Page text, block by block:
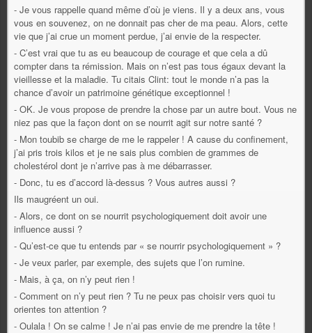
- Je vous rappelle quand même d’où je viens. Il y a deux ans, vous
vous en souvenez, on ne donnait pas cher de ma peau. Alors, cette
vie que j’ai crue un moment perdue, j’ai envie de la respecter.
- C’est vrai que tu as eu beaucoup de courage et que cela a dû
compter dans ta rémission. Mais on n’est pas tous égaux devant la
vieillesse et la maladie. Tu citais Clint: tout le monde n’a pas la
chance d’avoir un patrimoine génétique exceptionnel !
- OK. Je vous propose de prendre la chose par un autre bout. Vous ne
niez pas que la façon dont on se nourrit agit sur notre santé ?
- Mon toubib se charge de me le rappeler ! A cause du confinement,
j’ai pris trois kilos et je ne sais plus combien de grammes de
cholestérol dont je n’arrive pas à me débarrasser.
- Donc, tu es d’accord là-dessus ? Vous autres aussi ?
Ils maugréent un oui.
- Alors, ce dont on se nourrit psychologiquement doit avoir une
influence aussi ?
- Qu’est-ce que tu entends par « se nourrir psychologiquement » ?
- Je veux parler, par exemple, des sujets que l’on rumine.
- Mais, à ça, on n’y peut rien !
- Comment on n’y peut rien ? Tu ne peux pas choisir vers quoi tu
orientes ton attention ?
- Oulala ! On se calme ! Je n’ai pas envie de me prendre la tête !